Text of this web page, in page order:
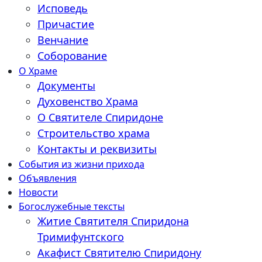
Исповедь
Причастие
Венчание
Соборование
О Храме
Документы
Духовенство Храма
О Святителе Спиридоне
Строительство храма
Контакты и реквизиты
События из жизни прихода
Объявления
Новости
Богослужебные тексты
Житие Cвятителя Спиридона
Тримифунтского
Акафист Cвятителю Спиридону